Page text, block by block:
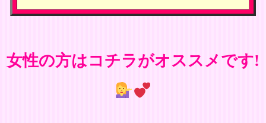
女性の方はコチラがオススメです!